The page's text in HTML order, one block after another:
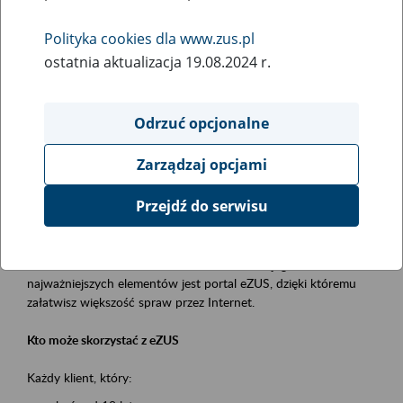
Rodzaj wydarzenia
Szkolenia
Obszar merytoryczny
obsługa klientów
Opis wydarzenia
Platforma Usług Elektronicznych ZUS eZUS
najważniejszych elementów jest portal eZUS, dzięki któremu
załatwisz większość spraw przez Internet.
Kto może skorzystać z eZUS
Każdy klient, który:
Polityka cookies dla www.zus.pl
ostatnia aktualizacja 19.08.2024 r.
Odrzuć opcjonalne
Zarządzaj opcjami
Przejdź do serwisu